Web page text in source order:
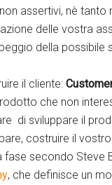
assertivi, nè tanto
delle vostra
della possibile
il cliente:
che non
di sviluppare il
costruire il
fase secondo Steve
, che definisce un